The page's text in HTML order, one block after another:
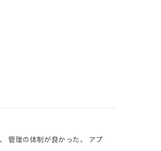
管理の体制が良かった、 アプ